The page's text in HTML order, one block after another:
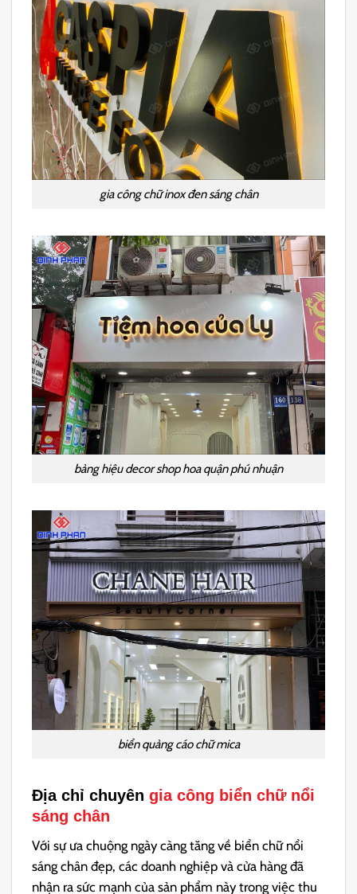
gia công chữ inox đen sáng chân
bảng hiệu decor shop hoa quận phú nhuận
biển quảng cáo chữ mica
Địa chỉ chuyêngia công biển chữ nổi
sáng chân
Với sự ưa chuộng ngày càng tăng về biển chữ nổi
sáng chân đẹp, các doanh nghiệp và cửa hàng đã
nhận ra sức mạnh của sản phẩm này trong việc thu